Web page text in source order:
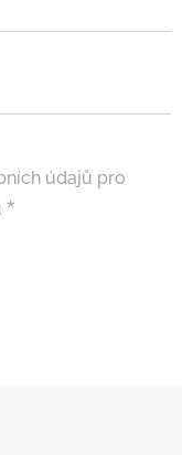
údajů pro